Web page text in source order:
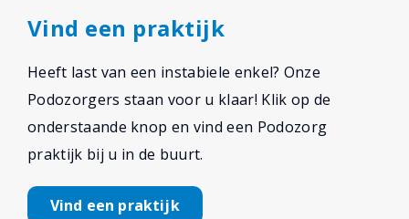
Vind een praktijk
Heeft last van een instabiele enkel? Onze
Podozorgers staan voor u klaar! Klik op de
onderstaande knop en vind een Podozorg
praktijk bij u in de buurt.
Vind een praktijk